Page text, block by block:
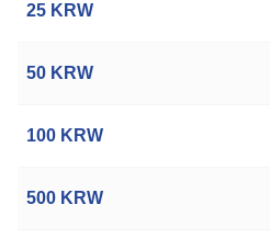
25 KRW
50 KRW
100 KRW
500 KRW